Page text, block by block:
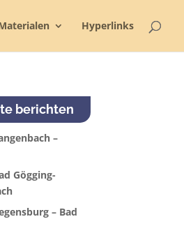
Hyperlinks
berichten
–
Gögging-
– Bad